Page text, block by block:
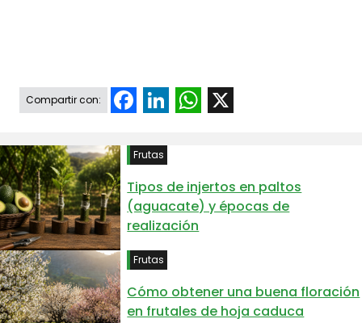
Compartir con: FacebookLinkedInWhatsApp
Frutas
Tipos de injertos en paltos
(aguacate) y épocas de
realización
Frutas
Cómo obtener una buena floración
en frutales de hoja caduca